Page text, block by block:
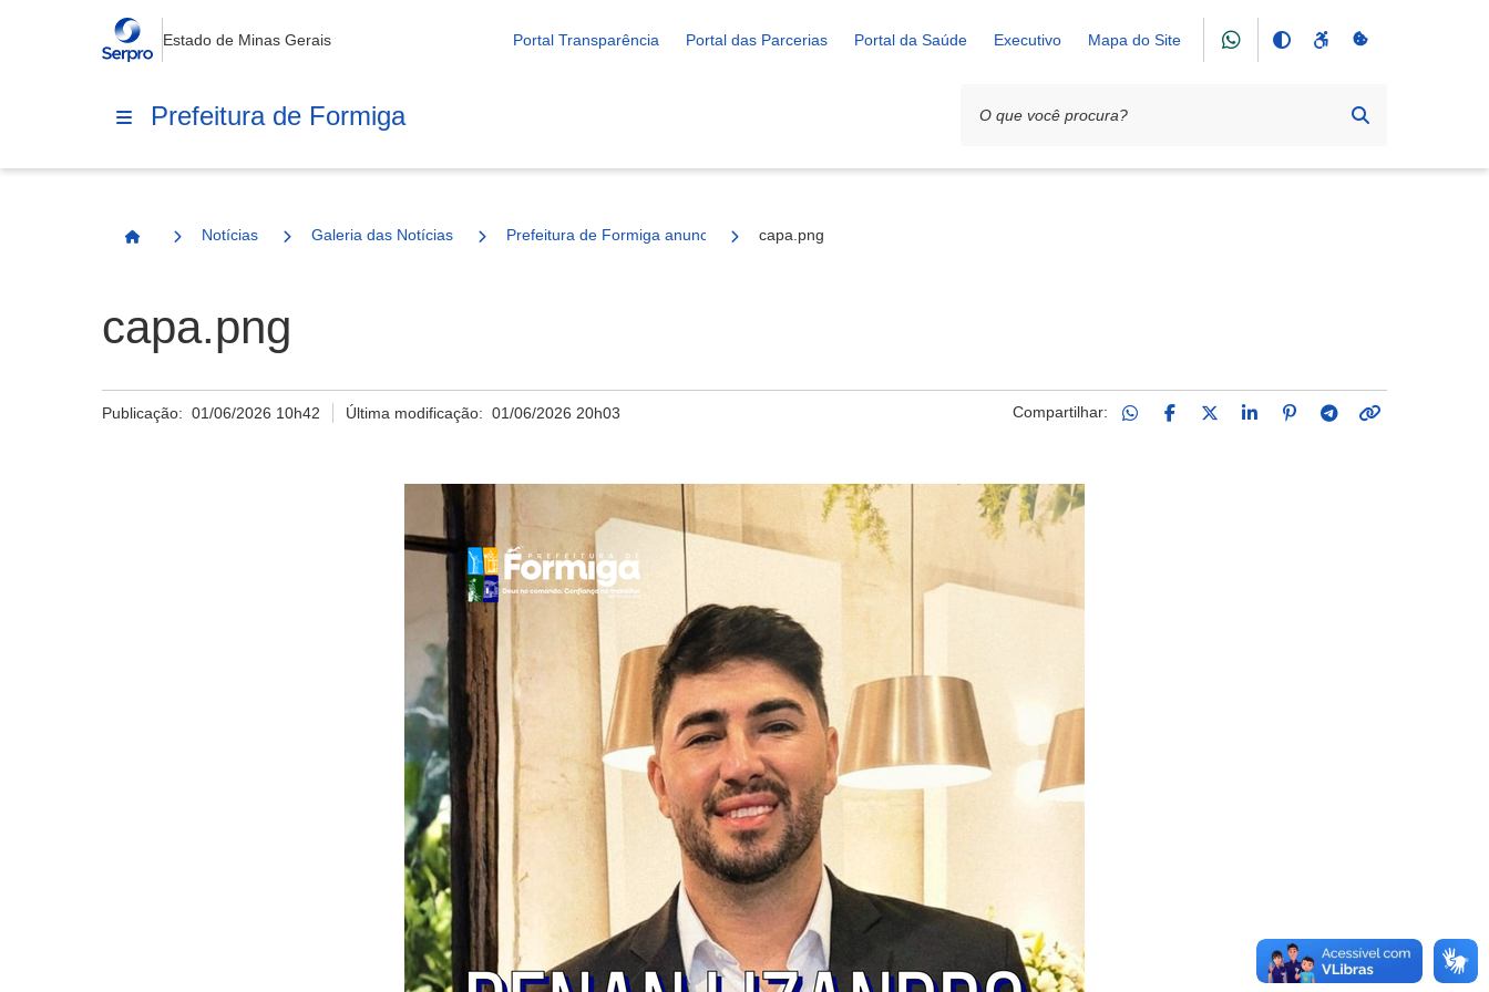
Estado de Minas Gerais Portal Transparência Portal das Parcerias Portal da Saúde Executivo Mapa do Site
Prefeitura de Formiga
Página Inicial
Notícias Galeria das Notícias Prefeitura de Formiga anuncia novo Subsecretário Rural
capa.png
capa.png
Publicação: 01/06/2026 10h42 Última modificação:01/06/2026 20h03 Compartilhar: